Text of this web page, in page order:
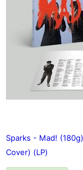
Sparks - Mad!
Cover) (LP)